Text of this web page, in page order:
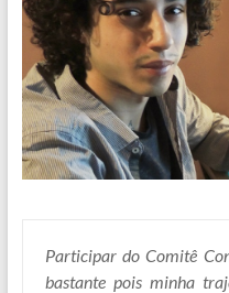
Participar do Comitê
bastante pois minha